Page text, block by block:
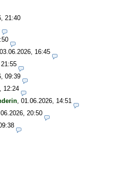
21:40
03.06.2026, 16:45
09:39
12:24
01.06.2026, 14:51
20:50